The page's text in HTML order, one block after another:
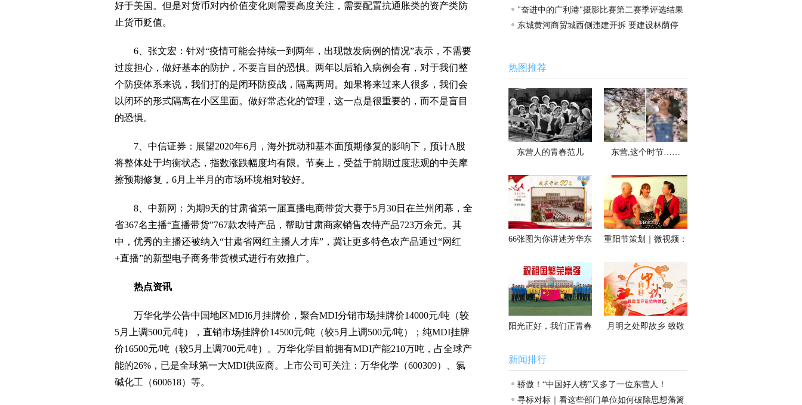
好于美国。但是对货币对内价值变化则需要高度关注，需要配置抗通胀类的资产类防
止货币贬值。
6、张文宏：针对“疫情可能会持续一到两年，出现散发病例的情况”表示，不需要
过度担心，做好基本的防护，不要盲目的恐惧。两年以后输入病例会有，对于我们整
个防疫体系来说，我们打的是闭环防疫战，隔离两周。如果将来过来人很多，我们会
以闭环的形式隔离在小区里面。做好常态化的管理，这一点是很重要的，而不是盲目
的恐惧。
7、中信证券：展望2020年6月，海外扰动和基本面预期修复的影响下，预计A股
将整体处于均衡状态，指数涨跌幅度均有限。节奏上，受益于前期过度悲观的中美摩
擦预期修复，6月上半月的市场环境相对较好。
8、中新网：为期9天的甘肃省第一届直播电商带货大赛于5月30日在兰州闭幕，全
省367名主播“直播带货”767款农特产品，帮助甘肃商家销售农特产品723万余元。其
中，优秀的主播还被纳入“甘肃省网红主播人才库”，冀让更多特色农产品通过“网红
+直播”的新型电子商务带货模式进行有效推广。
热点资讯
万华化学公告中国地区MDI6月挂牌价，聚合MDI分销市场挂牌价14000元/吨（较
5月上调500元/吨），直销市场挂牌价14500元/吨（较5月上调500元/吨）；纯MDI挂牌
价16500元/吨（较5月上调700元/吨）。万华化学目前拥有MDI产能210万吨，占全球产
能的26%，已是全球第一大MDI供应商。上市公司可关注：万华化学（600309）、氯
碱化工（600618）等。
"奋进中的广利港"摄影比赛第二赛季评选结果
东城黄河商贸城西侧违建开拆 要建设林荫停
热图推荐
东营人的青春范儿 东营,这个时节……
66张图为你讲述芳华东
营春天的故事
重阳节策划｜微视频：
常回家看看
阳光正好，我们正青春 月明之处即故乡 致敬
新闻排行
骄傲！“中国好人榜”又多了一位东营人！
寻标对标｜看这些部门单位如何破除思想藩篱